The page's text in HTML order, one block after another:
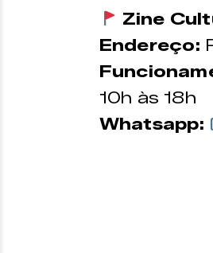
Zine
Endereço:
10h às 18h
Whatsapp: